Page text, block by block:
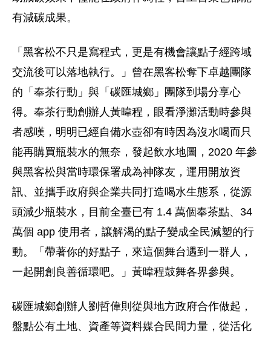
有減碳成果。
「黑客松不只是寫程式，更是有機會讓點子經跨域
交流後可以落地執行。」曾在黑客松奪下卓越團隊
的「奉茶行動」與「碳匯城鄉」團隊到場分享心
得。奉茶行動創辦人黃暐程，眼看淨灘活動時參與
者感嘆，明明已經自備水壺卻有時因為沒水喝而只
能再購買瓶裝水的無奈，發起飲水地圖，2020 年參
與黑客松與當時環保署成為神隊友，運用開放資
訊、並攜手政府與企業共同打造喝水生態系，從源
頭減少瓶裝水，目前全臺已有 1.4 萬個奉茶點、34
萬個 app 使用者，讓解渴的點子變成全民減塑的行
動。「帶著你的好點子，來這個舞台遇到一群人，
一起開創良善循環吧。」黃暐程鼓舞各界參與。
碳匯城鄉創辦人劉哲偉則從與地方政府合作做起，
盤點公有土地、資產等資料媒合民間力量，從活化